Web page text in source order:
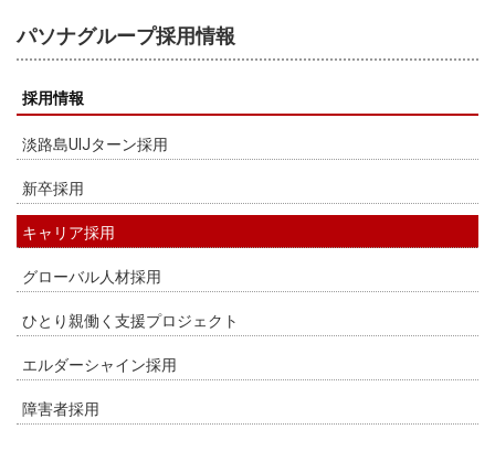
パソナグループ採用情報
採用情報
淡路島UIJターン採用
新卒採用
キャリア採用
グローバル人材採用
ひとり親働く支援プロジェクト
エルダーシャイン採用
障害者採用